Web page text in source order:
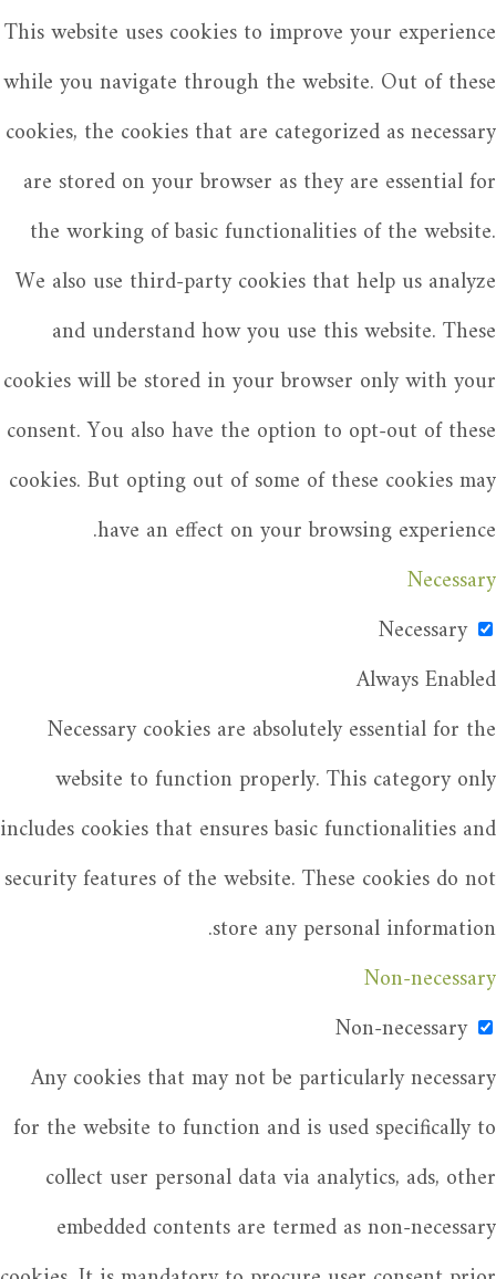
This website uses cookies to improve your experience
while you navigate through the website. Out of these
cookies, the cookies that are categorized as necessary
are stored on your browser as they are essential for
the working of basic functionalities of the website.
We also use third-party cookies that help us analyze
and understand how you use this website. These
cookies will be stored in your browser only with your
consent. You also have the option to opt-out of these
cookies. But opting out of some of these cookies may
have an effect on your browsing experience.
Necessary
Necessary
Always Enabled
Necessary cookies are absolutely essential for the
website to function properly. This category only
includes cookies that ensures basic functionalities and
security features of the website. These cookies do not
store any personal information.
Non-necessary
Non-necessary
Any cookies that may not be particularly necessary
for the website to function and is used specifically to
collect user personal data via analytics, ads, other
embedded contents are termed as non-necessary